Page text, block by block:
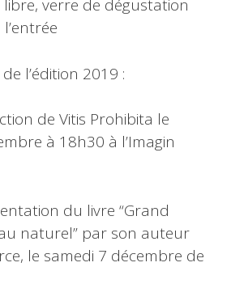
verre de dégustation
l’édition 2019 :
de Vitis Prohibita le
à 18h30 à l’Imagin
du livre “Grand
naturel” par son auteur
le samedi 7 décembre de